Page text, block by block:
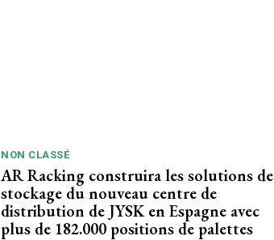
NON CLASSÉ
AR Racking construira les solutions de
stockage du nouveau centre de
distribution de JYSK en Espagne avec
plus de 182.000 positions de palettes